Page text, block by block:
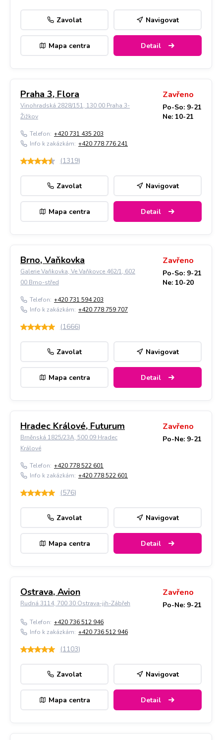
Zavolat Navigovat
Mapa centra Detail
Praha 3, Flora
Vinohradská 2828/151, 130 00 Praha 3-
Žižkov
Zavřeno
Po-So: 9-21
Ne: 10-21
Telefon: +420 731 435 203
Info k zakázkám: +420 778 776 241
(1319)
Zavolat Navigovat
Mapa centra Detail
Brno, Vaňkovka
Galerie Vaňkovka, Ve Vaňkovce 462/1, 602
00 Brno-střed
Zavřeno
Po-So: 9-21
Ne: 10-20
Telefon: +420 731 594 203
Info k zakázkám: +420 778 759 707
(1666)
Zavolat Navigovat
Mapa centra Detail
Hradec Králové, Futurum
Brněnská 1825/23A, 500 09 Hradec
Králové
Zavřeno
Po-Ne: 9-21
Telefon: +420 778 522 601
Info k zakázkám: +420 778 522 601
(576)
Zavolat Navigovat
Mapa centra Detail
Ostrava, Avion
Rudná 3114, 700 30 Ostrava-jih-Zábřeh
Zavřeno
Po-Ne: 9-21
Telefon: +420 736 512 946
Info k zakázkám: +420 736 512 946
(1103)
Zavolat Navigovat
Mapa centra Detail